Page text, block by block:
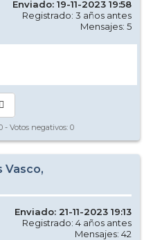
Enviado: 19-11-2023 19:58
Registrado: 3 años antes
Mensajes: 5
- Votos negativos: 0
Vasco,
Enviado: 21-11-2023 19:13
Registrado: 4 años antes
Mensajes: 42